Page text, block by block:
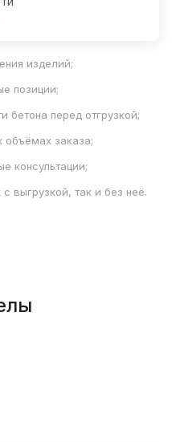
изделий;
позиции;
бетона перед отгрузкой;
заказа;
консультации;
выгрузкой, так и без неё.